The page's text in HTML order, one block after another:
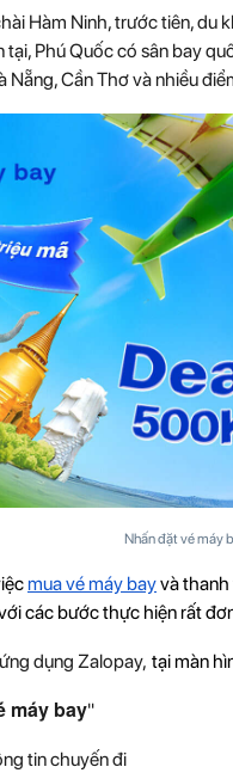
Hàm Ninh, trước tiên, du
tại, Phú Quốc có sân bay
Nẵng, Cần Thơ và nhiều
Nhấn đặt vé máy
mua vé máy bayvà thanh
các bước thực hiện rất
dụng Zalopay, tại màn
máy bay"
tin chuyến đi